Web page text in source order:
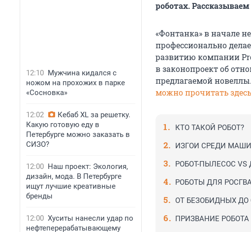
12:10 Мужчина кидался с
ножом на прохожих в парке
«Сосновка»
12:02
Кебаб XL за решетку.
Какую готовую еду в
Петербурге можно заказать в
СИЗО?
12:00 Наш проект: Экология,
дизайн, мода. В Петербурге
ищут лучшие креативные
бренды
12:00 Хуситы нанесли удар по
нефтеперерабатывающему
роботах.
«Фонтанка» в начале
профессионально
развитию компании
в законопроект об
предлагаемой
можно прочитать здесь
КТО ТАКОЙ РОБОТ?
ИЗГОИ СРЕДИ
РОБОТ-ПЫЛЕСОС VS
РОБОТЫ ДЛЯ
ОТ БЕЗОБИДНЫХ
ПРИЗВАНИЕ РОБОТА